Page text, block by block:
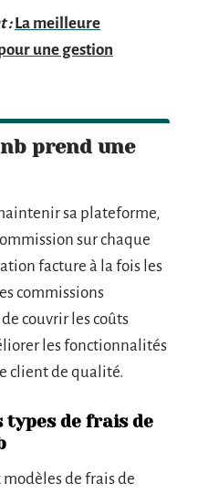
: La meilleure
une gestion
prend une
sa plateforme,
sur chaque
facture à la fois les
commissions
couvrir les coûts
les fonctionnalités
client de qualité.
de frais de
de frais de